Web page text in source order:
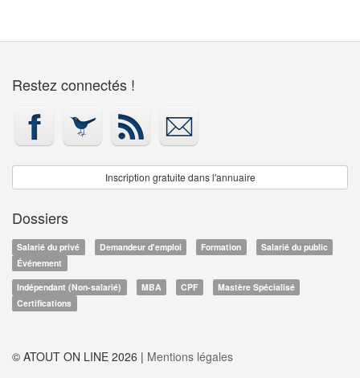
Restez connectés !
Inscription gratuite dans l'annuaire
Dossiers
Salarié du privé Demandeur d'emploi Formation
Salarié du public
Événement
Indépendant (Non-salarié)
MBA CPF
Mastère Spécialisé
Certifications
© ATOUT ON LINE 2026 | Mentions légales